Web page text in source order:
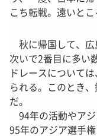
こち転戦。遠いと
秋に帰国して、広
次いで2番目に多い
ドレースについて
られる。このとき
だ。
94年の活動やア
95年のアジア選手